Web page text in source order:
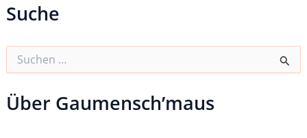
Suche
h
e
Über Gaumensch’maus